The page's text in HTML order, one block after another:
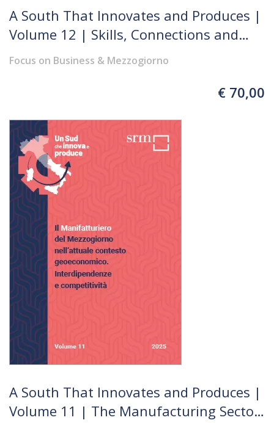
A South That Innovates and Produces |
Volume 12 | Skills, Connections and
Competitiveness. The Three
Development Dimensions for Southern
Italy’s Manufacturing Supply Chains.
Focus on Business & Mezzogiorno
€ 70,00
A South That Innovates and Produces |
Volume 11 | The Manufacturing Sector